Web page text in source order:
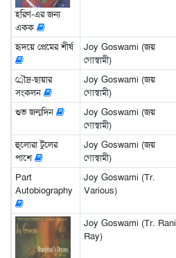
হরিণ-এর জন্য
একক
হৃদয়ে প্রেমের শীর্ষ
Joy Goswami (জয়
গোস্বামী)
্রৌদ্র-ছায়ার
সংকলন
Joy Goswami (জয়
গোস্বামী)
শুভ জন্মদিন
Joy Goswami (জয়
গোস্বামী)
হু্লোরা টুলের
পাশে
Joy Goswami (জয়
গোস্বামী)
Part
Autobiography
Joy Goswami (Tr.
Various)
Joy Goswami (Tr. Rani
Ray)